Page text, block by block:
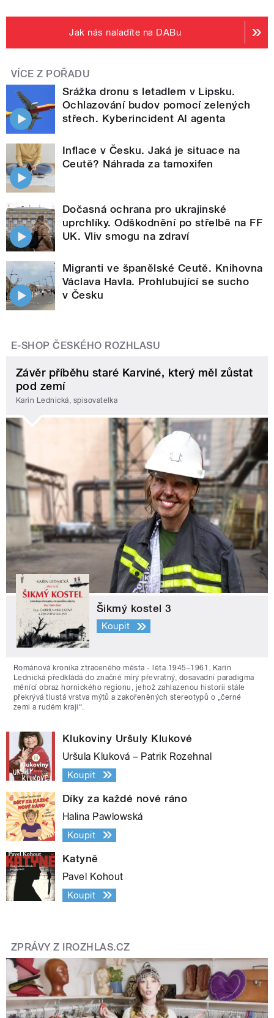
Jak nás naladíte na DABu
VÍCE Z POŘADU
Srážka dronu s letadlem v Lipsku.
Ochlazování budov pomocí zelených
střech. Kyberincident AI agenta
Inflace v Česku. Jaká je situace na
Ceutě? Náhrada za tamoxifen
Dočasná ochrana pro ukrajinské
uprchlíky. Odškodnění po střelbě na FF
UK. Vliv smogu na zdraví
Migranti ve španělské Ceutě. Knihovna
Václava Havla. Prohlubující se sucho
v Česku
E-SHOP ČESKÉHO ROZHLASU
Závěr příběhu staré Karviné, který měl zůstat
pod zemí
Karin Lednická, spisovatelka
Šikmý kostel 3
Koupit
Románová kronika ztraceného města - léta 1945–1961. Karin
Lednická předkládá do značné míry převratný, dosavadní paradigma
měnící obraz hornického regionu, jehož zahlazenou historii stále
překrývá tlustá vrstva mýtů a zakořeněných stereotypů o „černé
zemi a rudém kraji“.
Klukoviny Uršuly Klukové
Uršula Kluková – Patrik Rozehnal
Koupit
Díky za každé nové ráno
Halina Pawlowská
Koupit
Katyně
Pavel Kohout
Koupit
ZPRÁVY Z IROZHLAS.CZ